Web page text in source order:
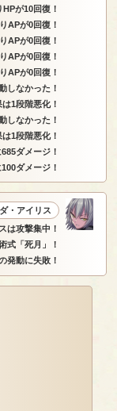
が10回復！
APが0回復！
APが0回復！
APが0回復！
APが0回復！
しなかった！
1段階悪化！
しなかった！
1段階悪化！
ダメージ！
ダメージ！
・アイリス
は攻撃集中！
式「死月」！
発動に失敗！